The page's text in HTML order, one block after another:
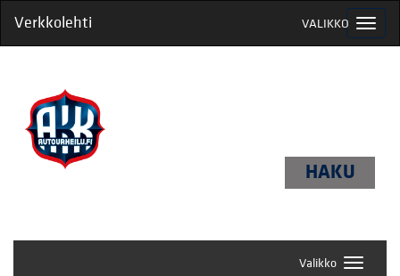
VALIKKO
Verkkolehti
HAKU
Valikko